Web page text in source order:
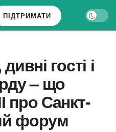
ПІДТРИМАТИ
гості і
– що
про Санкт-
форум